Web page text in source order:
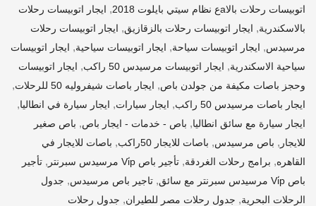
اتوبيسات رحلات بالاaع نظام سيتي بايلوت 2018
, ايجار اتوبيسات رحلات
بالاسكندرية, ايجار اتوبيسات رحلات بالزقازيق, ايجار اتوبيسات رحلات
مرسيدس, ايجار اتوبيسات سياحة, ايجار اتوبيسات سياحية, ايجار اتوبيسات
سياحية الاسكندرية, ايجار اتوبيسات مرسيدس 50 راكب , ايجار اتوبيسات
وحجز باصات مكيفة من جولدن باص, ايجار باصات شيفروليه 50 للرحلات ,
ايجار باصات مرسيدس 50 راكب , ايجار سيارات, ايجار سيارة في انطاليا,
ايجار سيارة مع سائق انطاليا, باص - خدمات - ايجار باص, باص صغير
للايجار , باص مرسيدس, باصات للايجار 50راكب , باصات للايجار في
القاهره, برامج رحلات الغردقة, تأجير باص Vi̇p مرسيدس سبرنتر , تأجير
باص Vi̇p مرسيدس سبرنتر مع سائق
, تاجير باص مرسيدس, جدول
الرحلات البحرية, جدول رحلات مصر للطيران, جدول رحلات